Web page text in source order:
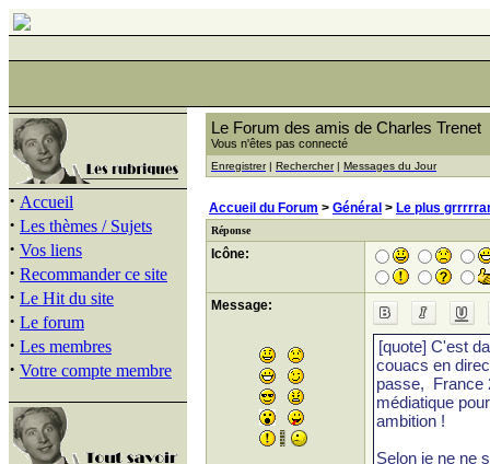
· Accueil
· Les thèmes / Sujets
· Vos liens
· Recommander ce site
· Le Hit du site
· Le forum
· Les membres
· Votre compte membre
Le Forum des amis de Charles Trenet
Vous n'êtes pas connecté
Enregistrer| Rechercher| Messages du Jour
Accueil du Forum > Général > Le plus
Réponse
Icône:
Message: